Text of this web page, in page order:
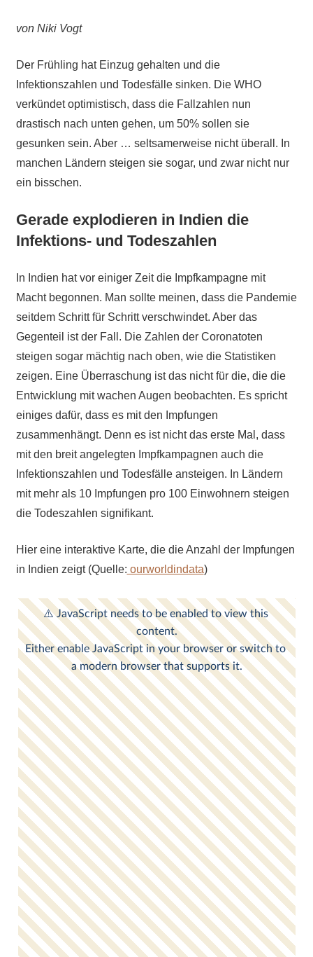
von Niki Vogt
Der Frühling hat Einzug gehalten und die
Infektionszahlen und Todesfälle sinken. Die WHO
verkündet optimistisch, dass die Fallzahlen nun
drastisch nach unten gehen, um 50% sollen sie
gesunken sein. Aber … seltsamerweise nicht überall. In
manchen Ländern steigen sie sogar, und zwar nicht nur
ein bisschen.
Gerade explodieren in Indien die
Infektions- und Todeszahlen
In Indien hat vor einiger Zeit die Impfkampagne mit
Macht begonnen. Man sollte meinen, dass die Pandemie
seitdem Schritt für Schritt verschwindet. Aber das
Gegenteil ist der Fall. Die Zahlen der Coronatoten
steigen sogar mächtig nach oben, wie die Statistiken
zeigen. Eine Überraschung ist das nicht für die, die die
Entwicklung mit wachen Augen beobachten. Es spricht
einiges dafür, dass es mit den Impfungen
zusammenhängt. Denn es ist nicht das erste Mal, dass
mit den breit angelegten Impfkampagnen auch die
Infektionszahlen und Todesfälle ansteigen. In Ländern
mit mehr als 10 Impfungen pro 100 Einwohnern steigen
die Todeszahlen signifikant.
Hier eine interaktive Karte, die die Anzahl der Impfungen
in Indien zeigt (Quelle: ourworldindata)